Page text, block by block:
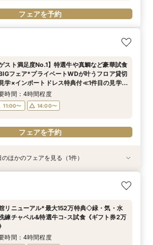
フェアを予約
ゲスト満足度No.1】特選牛や真鯛など豪華試食
フェア*プライベートWDが叶うフロア貸切
学×インポートドレス特典付≪1件目の見学が
≫挙式料全額＆最旬衣装から30万プレゼン
時間：4時間程度
11:00〜 14:00〜
フェアを予約
宅・スマホでオンライン相談会】Webで会場
&相談
11:00〜
13:00〜
17:00〜
のほかのフェアを見る（1件）
リニューアル*最大152万特典◇緑・気・水
練チャペル&特選牛コ-ス試食《ギフト券2万
時間：4時間程度